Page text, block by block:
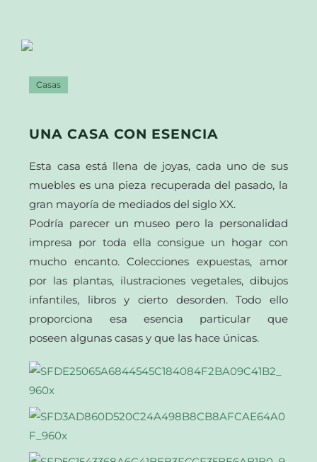
Casas
UNA CASA CON ESENCIA
Esta casa está llena de joyas, cada uno de sus
muebles es una pieza recuperada del pasado, la
gran mayoría de mediados del siglo XX.
Podría parecer un museo pero la personalidad
impresa por toda ella consigue un hogar con
mucho encanto. Colecciones expuestas, amor
por las plantas, ilustraciones vegetales, dibujos
infantiles, libros y cierto desorden. Todo ello
proporciona esa esencia particular que
poseen algunas casas y que las hace únicas.